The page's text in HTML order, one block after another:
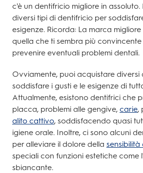
c'è un dentifricio migliore in assoluto.
diversi tipi di dentifricio per
esigenze. Ricorda: La marca
quella che ti sembra più
prevenire eventuali problemi dentali.
Ovviamente, puoi acquistare diversi
soddisfare i gusti e le esigenze di
Attualmente, esistono dentifrici che
placca, problemi alle gengive, carie,
alito cattivo, soddisfacendo quasi
igiene orale. Inoltre, ci sono alcuni
per alleviare il dolore della sensibilità
speciali con funzioni estetiche come
sbiancante.